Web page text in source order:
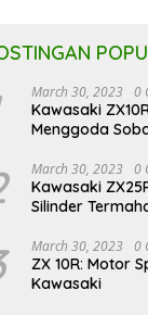
March 30, 2023 0
Kawasaki
Menggoda
March 30, 2023 0
Kawasaki
Silinder
March 30, 2023 0
ZX 10R: Motor
Kawasaki